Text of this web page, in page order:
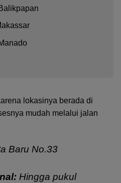
lokasinya berada di
mudah melalui jalan
Baru No.33
Hingga pukul